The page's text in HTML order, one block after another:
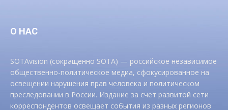
О НАС
SOTAvision (сокращенно SOTA) — российское независимое
общественно-политическое медиа, сфокусированное на
освещении нарушения прав человека и политическом
преследовании в России. Издание за счет развитой сети
корреспондентов освещает события из разных регионов